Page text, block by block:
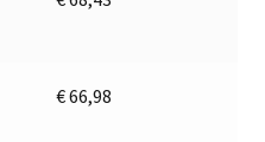
€66,98